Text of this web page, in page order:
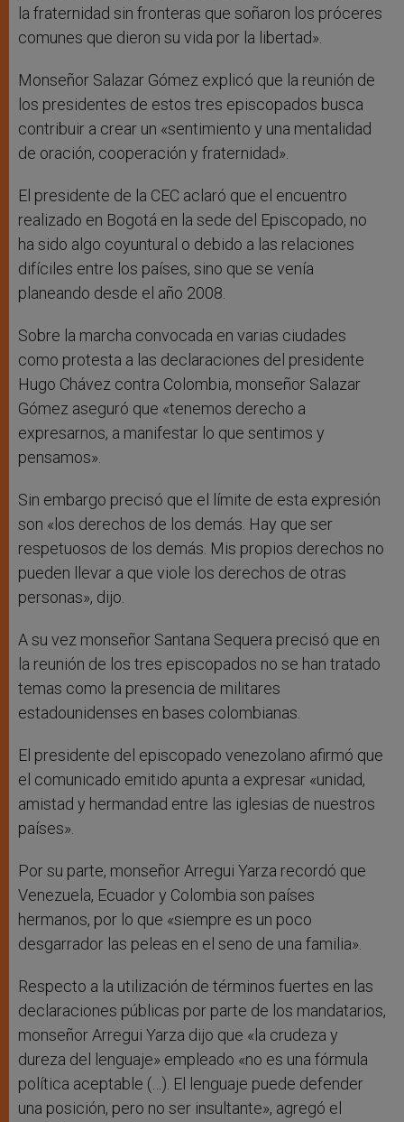
la fraternidad sin fronteras que soñaron los próceres
comunes que dieron su vida por la libertad».
Monseñor Salazar Gómez explicó que la reunión de
los presidentes de estos tres episcopados busca
contribuir a crear un «sentimiento y una mentalidad
de oración, cooperación y fraternidad».
El presidente de la CEC aclaró que el encuentro
realizado en Bogotá en la sede del Episcopado, no
ha sido algo coyuntural o debido a las relaciones
difíciles entre los países, sino que se venía
planeando desde el año 2008.
Sobre la marcha convocada en varias ciudades
como protesta a las declaraciones del presidente
Hugo Chávez contra Colombia, monseñor Salazar
Gómez aseguró que «tenemos derecho a
expresarnos, a manifestar lo que sentimos y
pensamos».
Sin embargo precisó que el límite de esta expresión
son «los derechos de los demás. Hay que ser
respetuosos de los demás. Mis propios derechos no
pueden llevar a que viole los derechos de otras
personas», dijo.
A su vez monseñor Santana Sequera precisó que en
la reunión de los tres episcopados no se han tratado
temas como la presencia de militares
estadounidenses en bases colombianas.
El presidente del episcopado venezolano afirmó que
el comunicado emitido apunta a expresar «unidad,
amistad y hermandad entre las iglesias de nuestros
países».
Por su parte, monseñor Arregui Yarza recordó que
Venezuela, Ecuador y Colombia son países
hermanos, por lo que «siempre es un poco
desgarrador las peleas en el seno de una familia».
Respecto a la utilización de términos fuertes en las
declaraciones públicas por parte de los mandatarios,
monseñor Arregui Yarza dijo que «la crudeza y
dureza del lenguaje» empleado «no es una fórmula
política aceptable (…). El lenguaje puede defender
una posición, pero no ser insultante», agregó el